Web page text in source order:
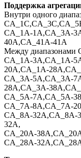
Поддержка
Внутри одного
CA_1A-1A,CA_3A-
40A,CA_41A-41A
Между диапазонами
CA_1A-3A,CA_1A-
20A,CA_1A-
CA_3A-5A,CA_3A-
28A,CA_3A-
CA_5A-7A,CA_5A-
CA_7A-8A,CA_7A-
CA_8A-32A,CA_8A-
32A,
CA_20A-
CA_28A-